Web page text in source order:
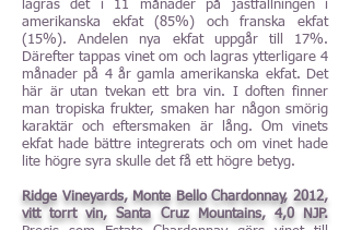
lagras det i 11 månader på jästfällningen i
amerikanska ekfat (85%) och franska ekfat
(15%). Andelen nya ekfat uppgår till 17%.
Därefter tappas vinet om och lagras ytterligare 4
månader på 4 år gamla amerikanska ekfat. Det
här är utan tvekan ett bra vin. I doften finner
man tropiska frukter, smaken har någon smörig
karaktär och eftersmaken är lång. Om vinets
ekfat hade bättre integrerats och om vinet hade
lite högre syra skulle det få ett högre betyg.
Ridge Vineyards, Monte Bello Chardonnay, 2012,
vitt torrt vin, Santa Cruz Mountains, 4,0 NJP.